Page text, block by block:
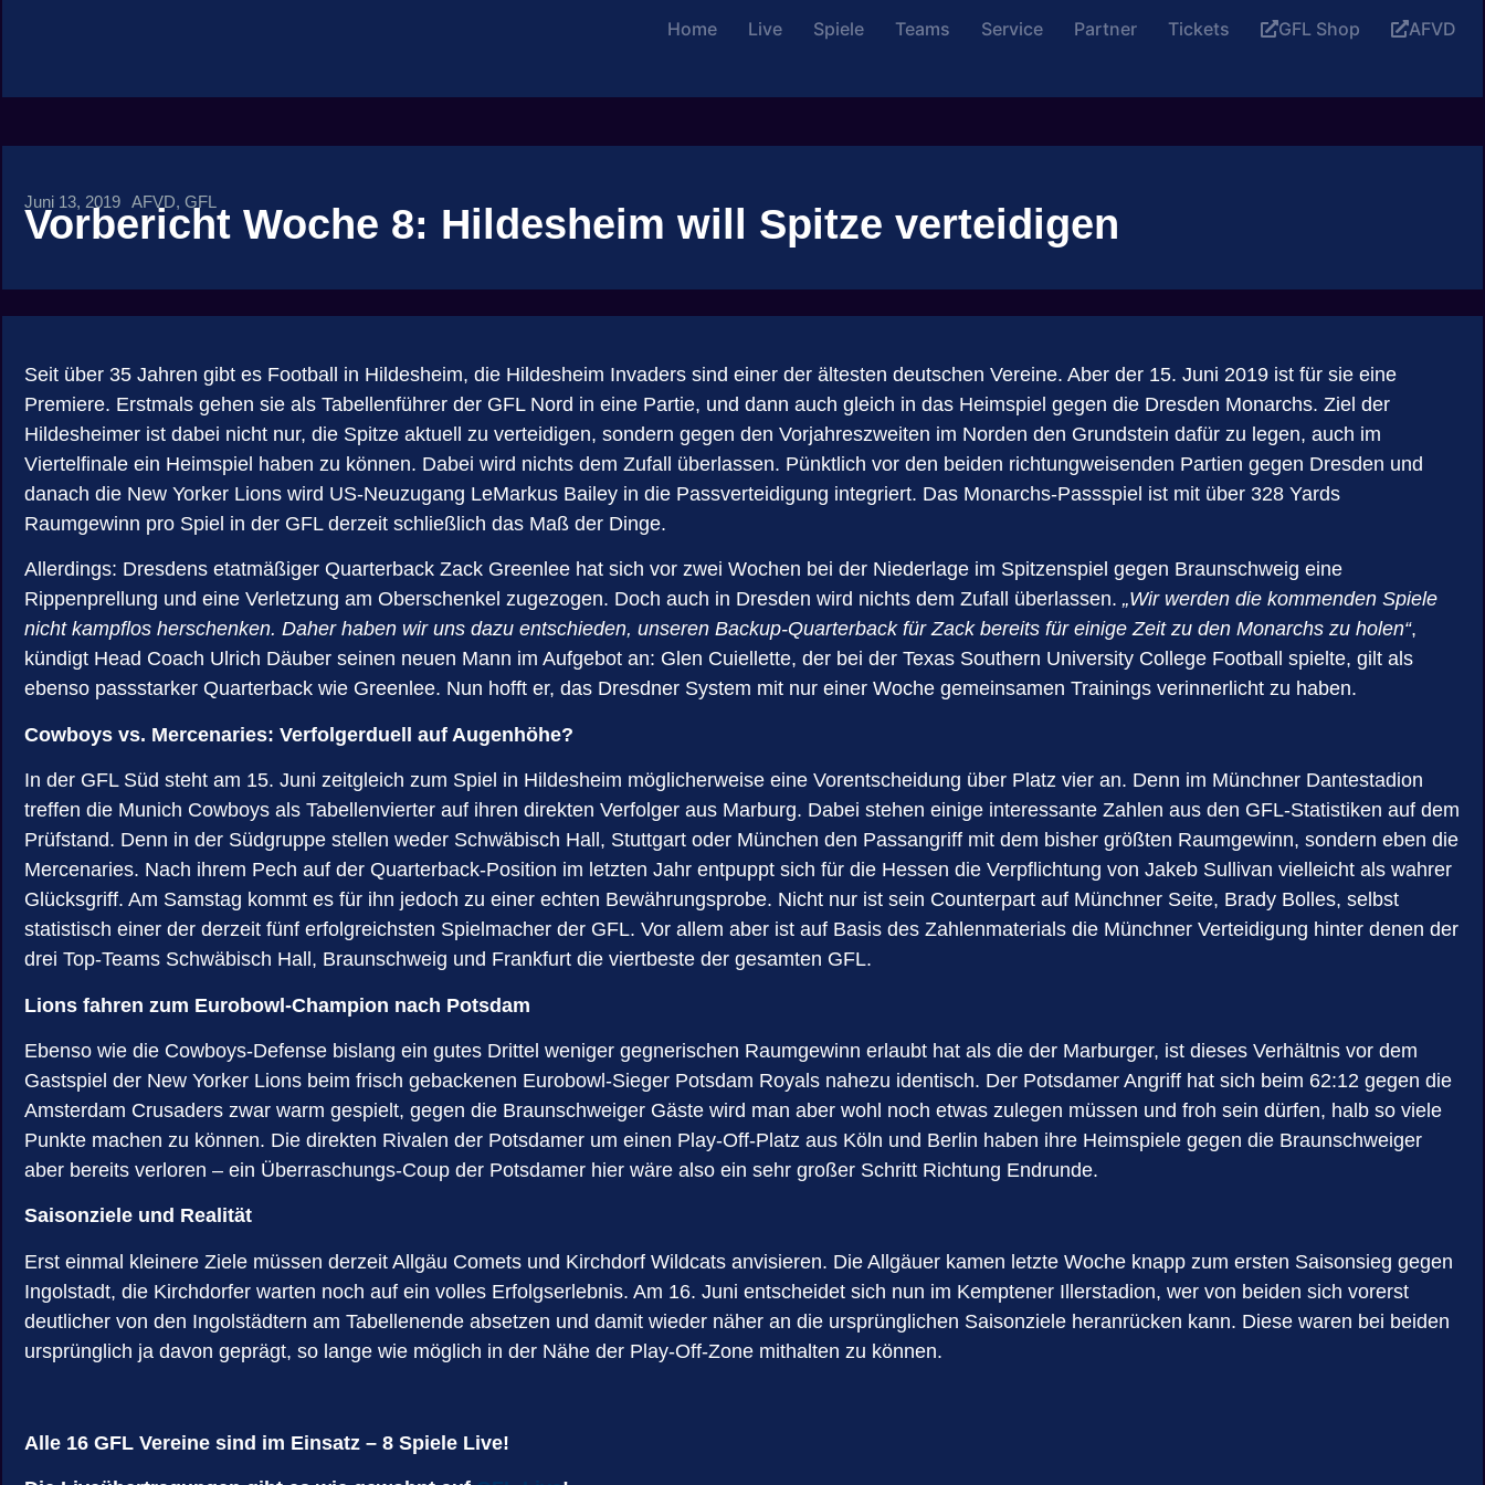
Home Live Spiele Teams Service Partner Tickets GFL Shop AFVD
Juni 13, 2019 AFVD, GFL
Vorbericht Woche 8: Hildesheim will Spitze verteidigen
Seit über 35 Jahren gibt es Football in Hildesheim, die Hildesheim Invaders sind einer der ältesten deutschen Vereine. Aber der 15. Juni 2019 ist für sie eine
Premiere. Erstmals gehen sie als Tabellenführer der GFL Nord in eine Partie, und dann auch gleich in das Heimspiel gegen die Dresden Monarchs. Ziel der
Hildesheimer ist dabei nicht nur, die Spitze aktuell zu verteidigen, sondern gegen den Vorjahreszweiten im Norden den Grundstein dafür zu legen, auch im
Viertelfinale ein Heimspiel haben zu können. Dabei wird nichts dem Zufall überlassen. Pünktlich vor den beiden richtungweisenden Partien gegen Dresden und
danach die New Yorker Lions wird US-Neuzugang LeMarkus Bailey in die Passverteidigung integriert. Das Monarchs-Passspiel ist mit über 328 Yards
Raumgewinn pro Spiel in der GFL derzeit schließlich das Maß der Dinge.
Allerdings: Dresdens etatmäßiger Quarterback Zack Greenlee hat sich vor zwei Wochen bei der Niederlage im Spitzenspiel gegen Braunschweig eine
Rippenprellung und eine Verletzung am Oberschenkel zugezogen. Doch auch in Dresden wird nichts dem Zufall überlassen. „Wir werden die kommenden Spiele
nicht kampflos herschenken. Daher haben wir uns dazu entschieden, unseren Backup-Quarterback für Zack bereits für einige Zeit zu den Monarchs zu holen“,
kündigt Head Coach Ulrich Däuber seinen neuen Mann im Aufgebot an: Glen Cuiellette, der bei der Texas Southern University College Football spielte, gilt als
ebenso passstarker Quarterback wie Greenlee. Nun hofft er, das Dresdner System mit nur einer Woche gemeinsamen Trainings verinnerlicht zu haben.
Cowboys vs. Mercenaries: Verfolgerduell auf Augenhöhe?
In der GFL Süd steht am 15. Juni zeitgleich zum Spiel in Hildesheim möglicherweise eine Vorentscheidung über Platz vier an. Denn im Münchner Dantestadion
treffen die Munich Cowboys als Tabellenvierter auf ihren direkten Verfolger aus Marburg. Dabei stehen einige interessante Zahlen aus den GFL-Statistiken auf dem
Prüfstand. Denn in der Südgruppe stellen weder Schwäbisch Hall, Stuttgart oder München den Passangriff mit dem bisher größten Raumgewinn, sondern eben die
Mercenaries. Nach ihrem Pech auf der Quarterback-Position im letzten Jahr entpuppt sich für die Hessen die Verpflichtung von Jakeb Sullivan vielleicht als wahrer
Glücksgriff. Am Samstag kommt es für ihn jedoch zu einer echten Bewährungsprobe. Nicht nur ist sein Counterpart auf Münchner Seite, Brady Bolles, selbst
statistisch einer der derzeit fünf erfolgreichsten Spielmacher der GFL. Vor allem aber ist auf Basis des Zahlenmaterials die Münchner Verteidigung hinter denen der
drei Top-Teams Schwäbisch Hall, Braunschweig und Frankfurt die viertbeste der gesamten GFL.
Lions fahren zum Eurobowl-Champion nach Potsdam
Ebenso wie die Cowboys-Defense bislang ein gutes Drittel weniger gegnerischen Raumgewinn erlaubt hat als die der Marburger, ist dieses Verhältnis vor dem
Gastspiel der New Yorker Lions beim frisch gebackenen Eurobowl-Sieger Potsdam Royals nahezu identisch. Der Potsdamer Angriff hat sich beim 62:12 gegen die
Amsterdam Crusaders zwar warm gespielt, gegen die Braunschweiger Gäste wird man aber wohl noch etwas zulegen müssen und froh sein dürfen, halb so viele
Punkte machen zu können. Die direkten Rivalen der Potsdamer um einen Play-Off-Platz aus Köln und Berlin haben ihre Heimspiele gegen die Braunschweiger
aber bereits verloren – ein Überraschungs-Coup der Potsdamer hier wäre also ein sehr großer Schritt Richtung Endrunde.
Saisonziele und Realität
Erst einmal kleinere Ziele müssen derzeit Allgäu Comets und Kirchdorf Wildcats anvisieren. Die Allgäuer kamen letzte Woche knapp zum ersten Saisonsieg gegen
Ingolstadt, die Kirchdorfer warten noch auf ein volles Erfolgserlebnis. Am 16. Juni entscheidet sich nun im Kemptener Illerstadion, wer von beiden sich vorerst
deutlicher von den Ingolstädtern am Tabellenende absetzen und damit wieder näher an die ursprünglichen Saisonziele heranrücken kann. Diese waren bei beiden
ursprünglich ja davon geprägt, so lange wie möglich in der Nähe der Play-Off-Zone mithalten zu können.
Alle 16 GFL Vereine sind im Einsatz – 8 Spiele Live!